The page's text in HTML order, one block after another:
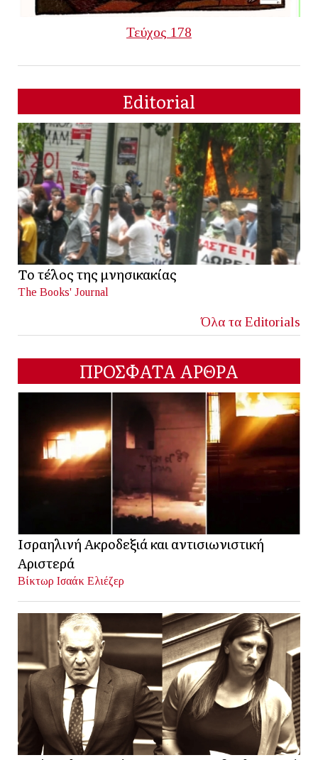
Τεύχος 178
Editorial
Το τέλος της μνησικακίας
The Books' Journal
Όλα τα Editorials
ΠΡΟΣΦΑΤΑ ΑΡΘΡΑ
Ισραηλινή Ακροδεξιά και αντισιωνιστική
Αριστερά
Βίκτωρ Ισαάκ Ελιέζερ